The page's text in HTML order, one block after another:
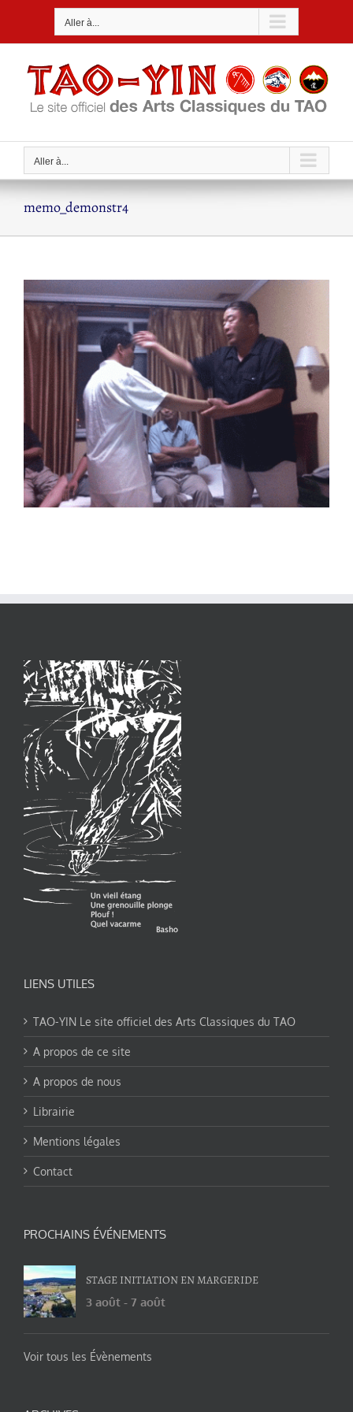
Aller à...
Aller à...
memo_demonstr4
LIENS UTILES
TAO-YIN Le site officiel des Arts Classiques du TAO
A propos de ce site
A propos de nous
Librairie
Mentions légales
Contact
PROCHAINS ÉVÉNEMENTS
STAGE INITIATION EN MARGERIDE
3 août - 7 août
Voir tous les Évènements